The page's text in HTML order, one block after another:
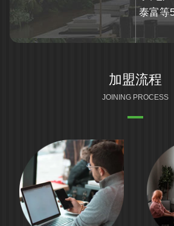
泰富等
加盟流程
JOINING PROCESS